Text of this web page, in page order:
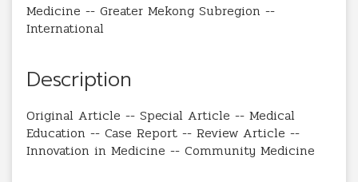
Medicine -- Greater Mekong Subregion --
International
Description
Original Article -- Special Article -- Medical
Education -- Case Report -- Review Article --
Innovation in Medicine -- Community Medicine